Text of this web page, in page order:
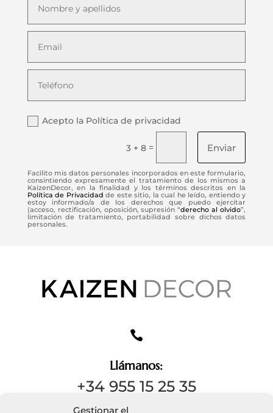
Gestionar el
Acepto la Política de privacidad
3 + 8 = Enviar
Facilito mis datos personales incorporados en este formulario,
consintiendo expresamente el tratamiento de los mismos a
KaizenDecor, en la finalidad y los términos descritos en la
Política de Privacidad de este sitio, la cual he leído, entiendo y
estoy informado/a de los derechos que puedo ejercitar
(acceso, rectificación, oposición, supresión “derecho al olvido”,
limitación de tratamiento, portabilidad sobre dichos datos
personales.

Llámanos:
+34 955 15 25 35